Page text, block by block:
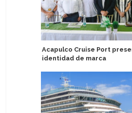
Acapulco Cruise Port
identidad de marca